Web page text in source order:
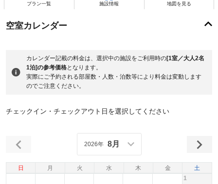
プラン一覧 施設情報 地図を見る
空室カレンダー
カレンダー記載の料金は、選択中の施設をご利用時の[1室／大人2名
1泊]の参考価格となります。
実際にご予約される部屋数・人数・泊数等により料金は変動します
のでご注意ください。
チェックイン・チェックアウト日を選択してください
日 月 火 水 木 金 土
2026年 8月
1